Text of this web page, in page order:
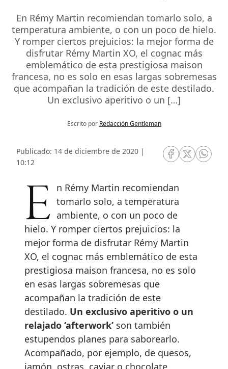
En Rémy Martin recomiendan tomarlo solo, a
temperatura ambiente, o con un poco de hielo.
Y romper ciertos prejuicios: la mejor forma de
disfrutar Rémy Martin XO, el cognac más
emblemático de esta prestigiosa maison
francesa, no es solo en esas largas sobremesas
que acompañan la tradición de este destilado.
Un exclusivo aperitivo o un […]
Escrito por Redacción Gentleman
Publicado: 14 de diciembre de 2020 |
10:12
RRSS Facebook
RRSSRRSS
En Rémy Martin recomiendan tomarlo solo, a temperatura
ambiente, o con un poco de
hielo. Y romper ciertos prejuicios: la
mejor forma de disfrutar Rémy Martin
XO, el cognac más emblemático de esta
prestigiosa maison francesa, no es solo
en esas largas sobremesas que
acompañan la tradición de este
destilado. Un exclusivo aperitivo o un
relajado ‘afterwork’ son también
estupendos planes para saborearlo.
Acompañado, por ejemplo, de quesos,
jamón, ostras, caviar o chocolate,